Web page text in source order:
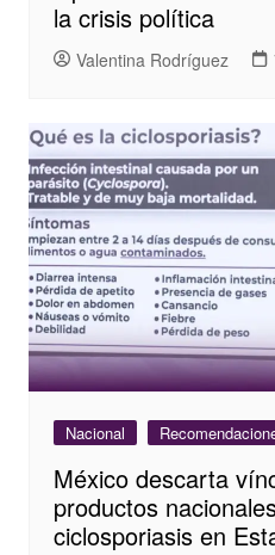
la crisis política
Valentina Rodríguez
Nacional
México descarta
productos
ciclosporiasis en